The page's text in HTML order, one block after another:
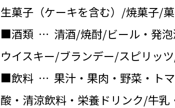
生菓子（ケーキを含む）/焼菓子/
■酒類 … 清酒/焼酎/ビール・発泡
ウイスキー/ブランデー/スピリッ
■飲料 … 果汁・果肉・野菜・トマ
酸・清涼飲料・栄養ドリンク/牛